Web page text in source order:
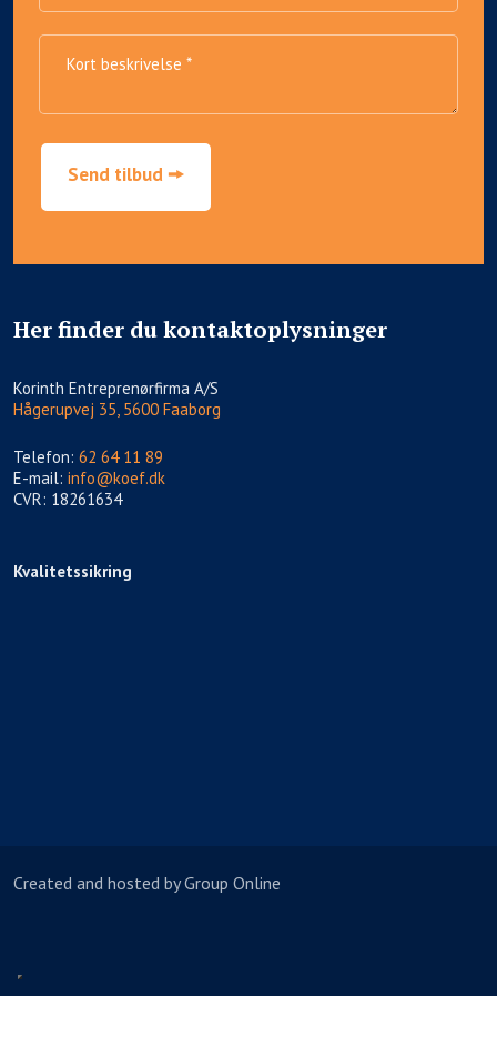
Her finder du kontaktoplysninger
​Korinth Entreprenørfirma A/S
Hågerupvej 35, 5600 Faaborg
Telefon: 62 64 11 89
E-mail: info@koef.dk
CVR: 18261634
Kvalitetssikring​
Created and hosted by Group Online